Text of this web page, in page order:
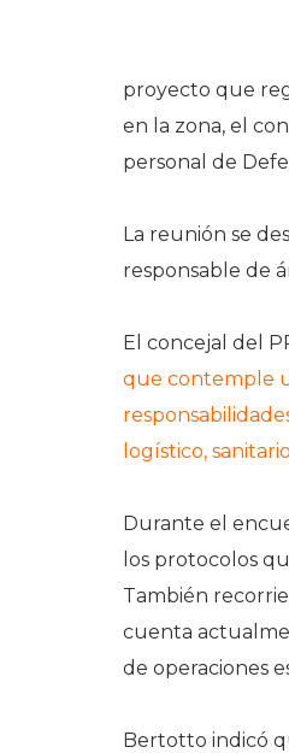
proyecto que
en la zona, el
personal de
La reunión se
responsable de
El concejal del
que contemple
logístico,
Durante el
los protocolos
También
cuenta
de operaciones
Bertotto indicó